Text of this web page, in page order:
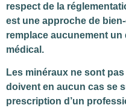
respect de la
est une approche de
remplace aucunement
médical.
Les minéraux ne sont
doivent en aucun cas se
prescription d’un